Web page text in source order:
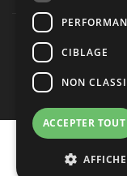
Tous droits
Ce site est
Politique
CIBLAGE
NON
ACCEPTER TOUT